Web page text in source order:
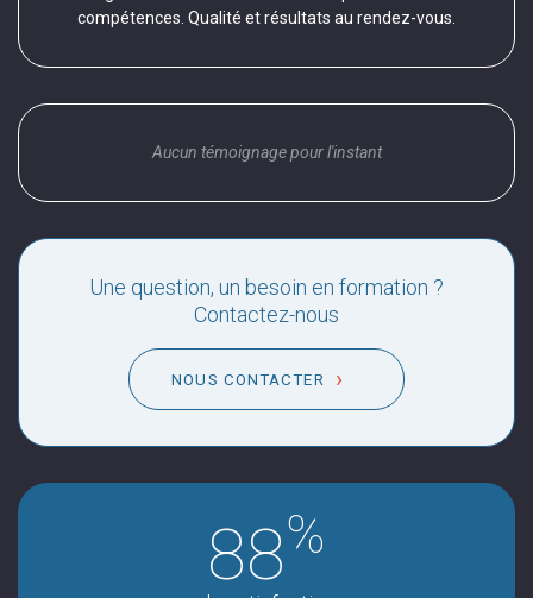
compétences. Qualité et résultats au rendez-vous.
Aucun témoignage pour l'instant
Une question, un besoin en formation ?
Contactez-nous
NOUS CONTACTER
88%